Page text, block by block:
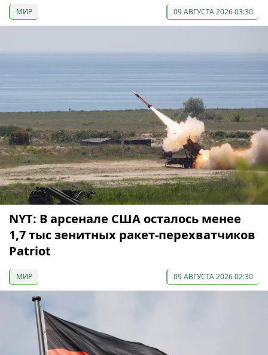
МИР 09 АВГУСТА 2026 03:30
NYT: В арсенале США осталось менее
1,7 тыс зенитных ракет-перехватчиков
Patriot
МИР 09 АВГУСТА 2026 02:30